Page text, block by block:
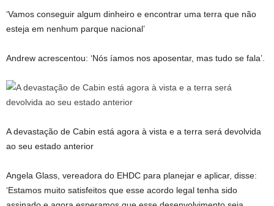
‘Vamos conseguir algum dinheiro e encontrar uma terra que não
esteja em nenhum parque nacional’
Andrew acrescentou: ‘Nós íamos nos aposentar, mas tudo se fala’.
A devastação de Cabin está agora à vista e a terra será devolvida
ao seu estado anterior
Angela Glass, vereadora do EHDC para planejar e aplicar, disse:
‘Estamos muito satisfeitos que esse acordo legal tenha sido